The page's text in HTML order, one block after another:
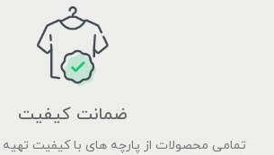
ضمانت کیفیت
تمامی محصولات از پارچه های با کیفیت